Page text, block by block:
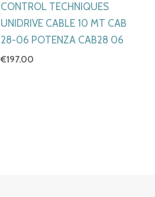
CONTROL TECHNIQUES
UNIDRIVE CABLE 10 MT CAB
28-06 POTENZA CAB28 06
€197.00